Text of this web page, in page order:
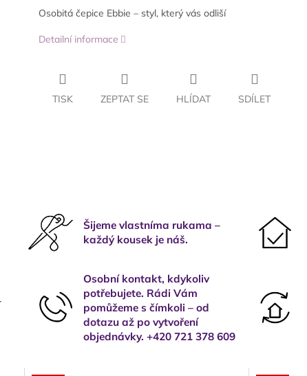
Osobitá čepice Ebbie – styl, který vás odliší
Detailní informace
TISK ZEPTAT SE HLÍDAT SDÍLET
Šijeme vlastníma rukama –
každý kousek je náš.
Osobní kontakt, kdykoliv
potřebujete. Rádi Vám
pomůžeme s čímkoli – od
dotazu až po vytvoření
objednávky. +420 721 378 609